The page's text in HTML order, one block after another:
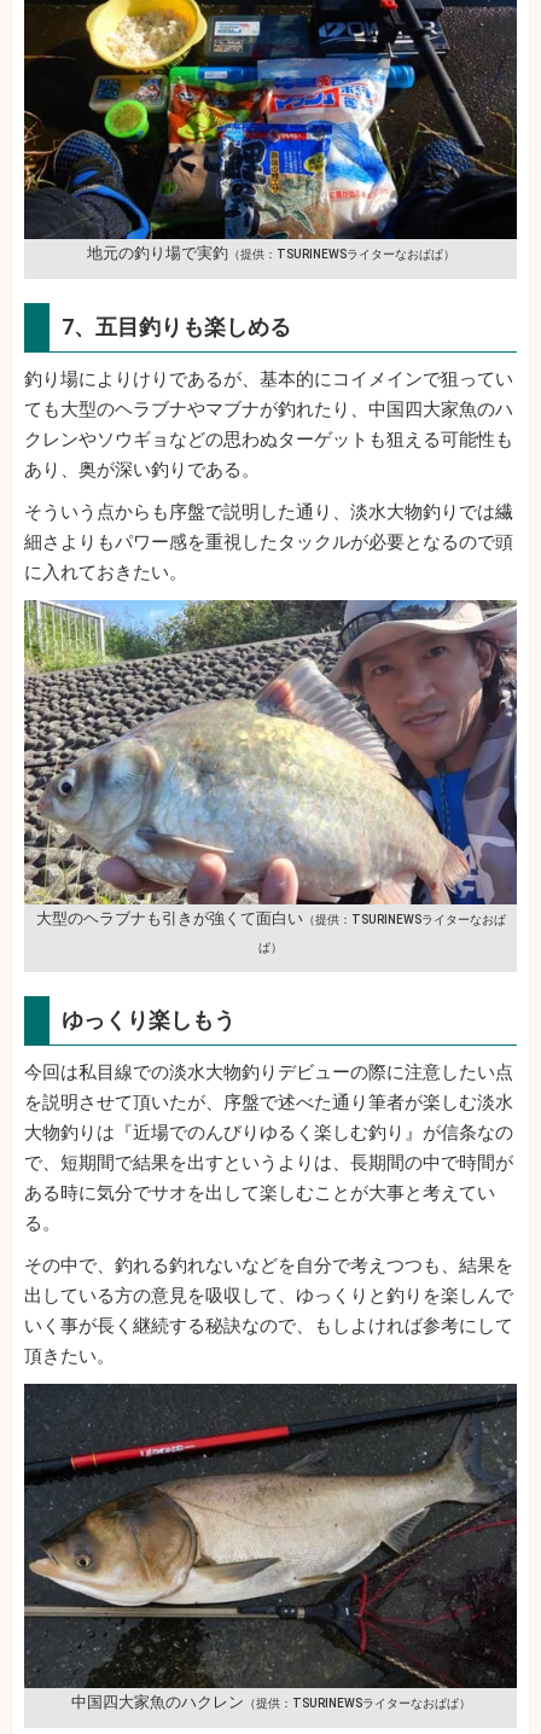
地元の釣り場で実釣 （提供：TSURINEWSライターなおぱぱ）
7、五目釣りも楽しめる
釣り場によりけりであるが、基本的にコイメインで狙ってい
ても大型のヘラブナやマブナが釣れたり、中国四大家魚のハ
クレンやソウギョなどの思わぬターゲットも狙える可能性も
あり、奥が深い釣りである。
そういう点からも序盤で説明した通り、淡水大物釣りでは繊
細さよりもパワー感を重視したタックルが必要となるので頭
に入れておきたい。
大型のヘラブナも引きが強くて面白い（提供：TSURINEWSライターなおぱ
ぱ）
ゆっくり楽しもう
今回は私目線での淡水大物釣りデビューの際に注意したい点
を説明させて頂いたが、序盤で述べた通り筆者が楽しむ淡水
大物釣りは『近場でのんびりゆるく楽しむ釣り』が信条なの
で、短期間で結果を出すというよりは、長期間の中で時間が
ある時に気分でサオを出して楽しむことが大事と考えてい
る。
その中で、釣れる釣れないなどを自分で考えつつも、結果を
出している方の意見を吸収して、ゆっくりと釣りを楽しんで
いく事が長く継続する秘訣なので、もしよければ参考にして
頂きたい。
中国四大家魚のハクレン （提供：TSURINEWSライターなおぱぱ）